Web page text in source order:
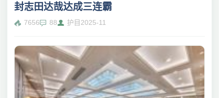
封志田达哉达成三连霸
7656 88 护目2025-11